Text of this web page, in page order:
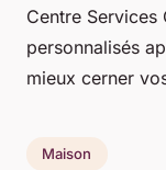
Centre
personnalisés
mieux cerner
Maison